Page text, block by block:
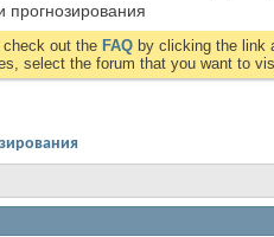
прогнозирования
out the FAQ by clicking the link
select the forum that you want to